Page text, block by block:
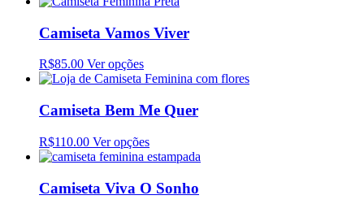
Camiseta Vamos Viver
R$85.00 Ver opções
Camiseta Bem Me Quer
R$110.00 Ver opções
Camiseta Viva O Sonho